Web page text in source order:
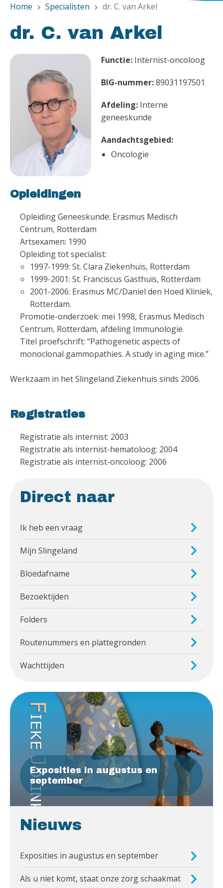
Home chevron_right Specialisten chevron_right dr. C. van Arkel
dr. C. van Arkel
Functie: Internist-oncoloog
BIG-nummer:89031197501
Afdeling: Interne
geneeskunde
Aandachtsgebied:
Oncologie
Opleidingen
Opleiding Geneeskunde: Erasmus Medisch
Centrum, Rotterdam
Artsexamen: 1990
Opleiding tot specialist:
1997-1999: St. Clara Ziekenhuis, Rotterdam
1999-2001: St. Franciscus Gasthuis, Rotterdam
2001-2006: Erasmus MC/Daniel den Hoed Kliniek,
Rotterdam.
Promotie-onderzoek: mei 1998, Erasmus Medisch
Centrum, Rotterdam, afdeling Immunologie.
Titel proefschrift: “Pathogenetic aspects of
monoclonal gammopathies. A study in aging mice.”
Werkzaam in het Slingeland Ziekenhuis sinds 2006.
Registraties
Registratie als internist: 2003
Registratie als internist-hematoloog: 2004
Registratie als internist-oncoloog: 2006
Direct naar
Ik heb een vraag
Mijn Slingeland
Bloedafname
Bezoektijden
Folders
Routenummers en plattegronden
Wachttijden
Exposities in augustus en
september
Nieuws
Exposities in augustus en september
Als u niet komt, staat onze zorg schaakmat